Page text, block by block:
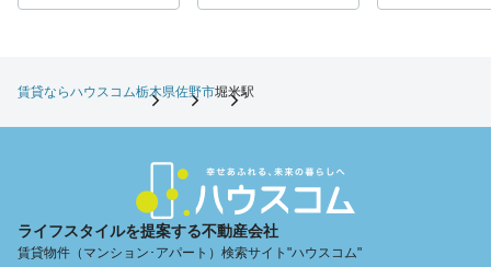
賃貸ならハウスコム栃木県佐野市堀米駅
ライフスタイルを提案する不動産会社
賃貸物件（マンション･アパート）検索サイト"ハウスコム"